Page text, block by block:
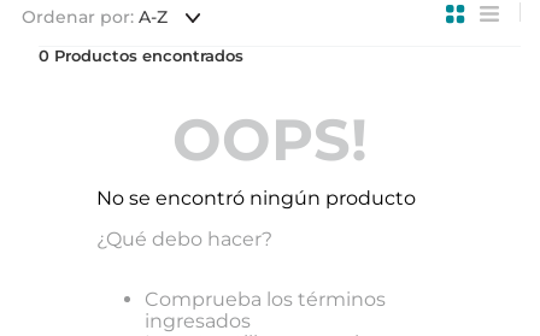
Ordenar por A-Z
0
OOPS!
No se encontró ningún producto
¿Qué debo hacer?
Comprueba los términos
ingresados